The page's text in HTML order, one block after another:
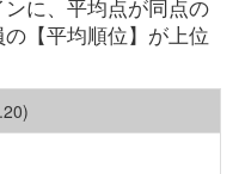
に、平均点が同点の
【平均順位】が上位